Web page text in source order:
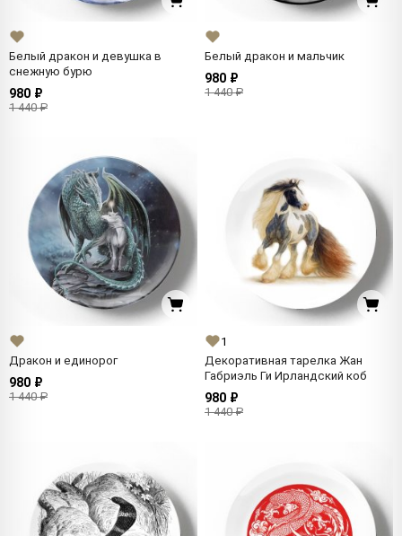
Белый дракон и девушка в
снежную бурю
980 ₽
1 440 ₽
Белый дракон и мальчик
980 ₽
1 440 ₽
Дракон и единорог
980 ₽
1 440 ₽
1
Декоративная тарелка Жан
Габриэль Ги Ирландский коб
980 ₽
1 440 ₽